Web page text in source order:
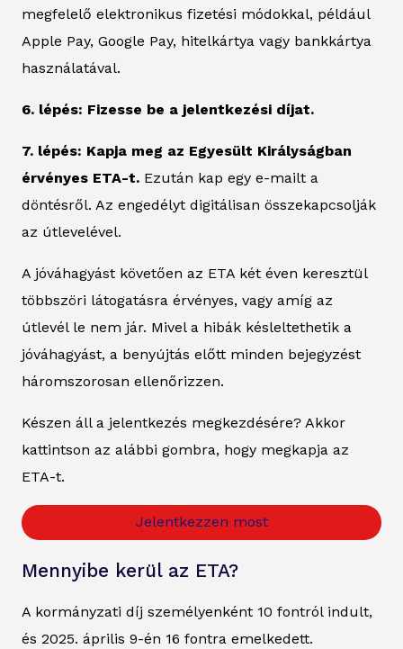
megfelelő elektronikus fizetési módokkal, például
Apple Pay, Google Pay, hitelkártya vagy bankkártya
használatával.
6. lépés: Fizesse be a jelentkezési díjat.
7. lépés: Kapja meg az Egyesült Királyságban
érvényes ETA-t. Ezután kap egy e-mailt a
döntésről. Az engedélyt digitálisan összekapcsolják
az útlevelével.
A jóváhagyást követően az ETA két éven keresztül
többszöri látogatásra érvényes, vagy amíg az
útlevél le nem jár. Mivel a hibák késleltethetik a
jóváhagyást, a benyújtás előtt minden bejegyzést
háromszorosan ellenőrizzen.
Készen áll a jelentkezés megkezdésére? Akkor
kattintson az alábbi gombra, hogy megkapja az
ETA-t.
Jelentkezzen most
Mennyibe kerül az ETA?
A kormányzati díj személyenként 10 fontról indult,
és 2025. április 9-én 16 fontra emelkedett.